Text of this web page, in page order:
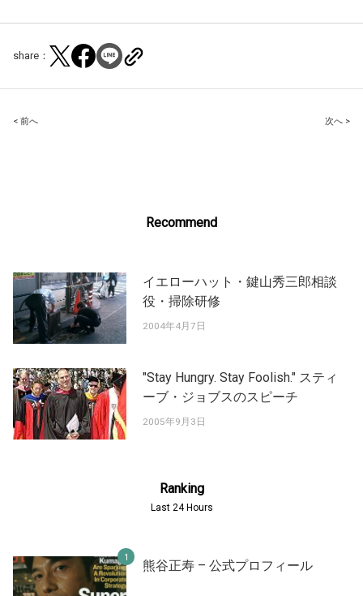
share：
Post
< 前へ 次へ >
Recommend
イエローハット・鍵山秀三郎相談
役・掃除研修
2004年4月7日
"Stay Hungry. Stay Foolish." スティ
ーブ・ジョブスのスピーチ
2005年9月3日
Ranking
Last 24 Hours
熊谷正寿 – 公式プロフィール